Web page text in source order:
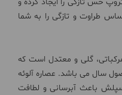
حس تازگی را ایجاد کرده و
طراوت و تازگی را به شما
گلی و معتدل است که
سال می باشد. عصاره آلوئه
باعث آبرسانی و لطافت